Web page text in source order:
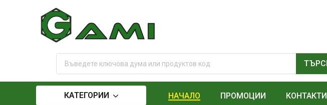
КАТЕГОРИИ НАЧАЛО ПРОМОЦИИ КОНТАКТИ